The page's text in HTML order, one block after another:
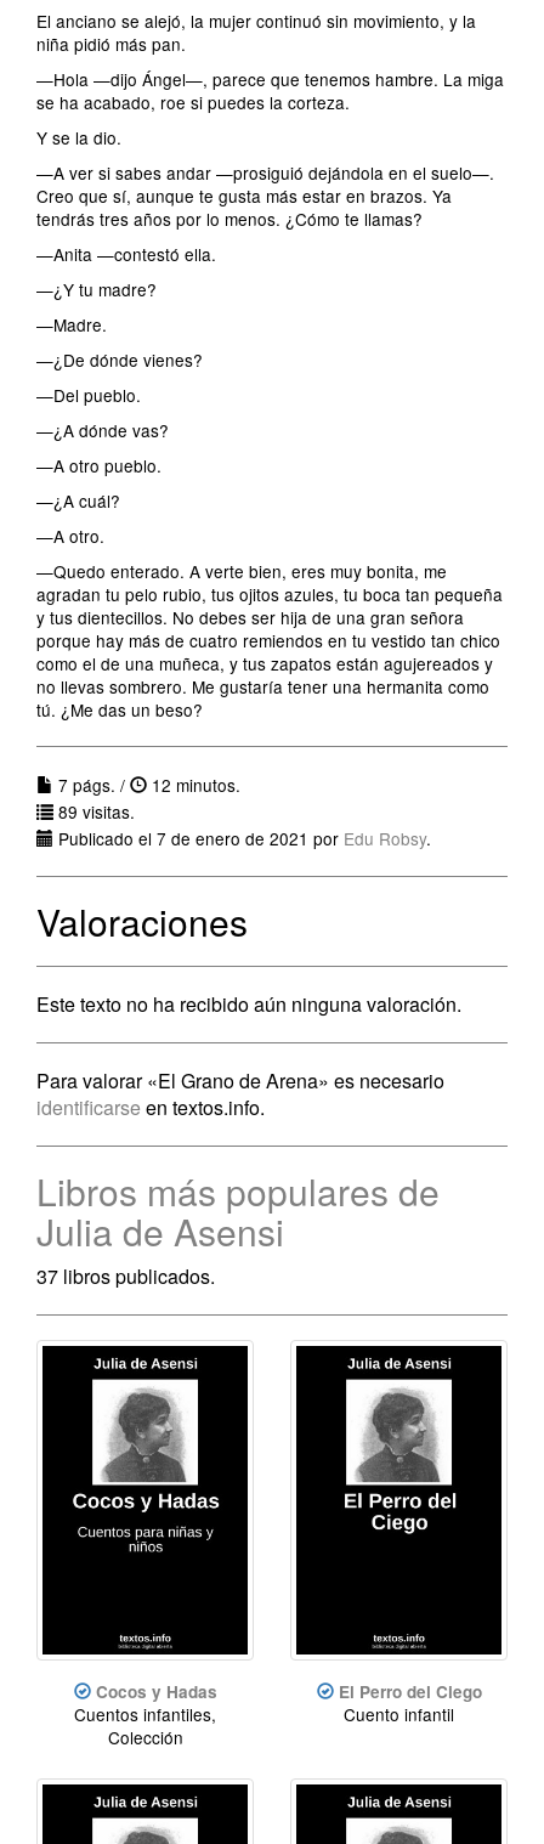
El anciano se alejó, la mujer continuó sin movimiento, y la
niña pidió más pan.
—Hola —dijo Ángel—, parece que tenemos hambre. La miga
se ha acabado, roe si puedes la corteza.
Y se la dio.
—A ver si sabes andar —prosiguió dejándola en el suelo—.
Creo que sí, aunque te gusta más estar en brazos. Ya
tendrás tres años por lo menos. ¿Cómo te llamas?
—Anita —contestó ella.
—¿Y tu madre?
—Madre.
—¿De dónde vienes?
—Del pueblo.
—¿A dónde vas?
—A otro pueblo.
—¿A cuál?
—A otro.
—Quedo enterado. A verte bien, eres muy bonita, me
agradan tu pelo rubio, tus ojitos azules, tu boca tan pequeña
y tus dientecillos. No debes ser hija de una gran señora
porque hay más de cuatro remiendos en tu vestido tan chico
como el de una muñeca, y tus zapatos están agujereados y
no llevas sombrero. Me gustaría tener una hermanita como
tú. ¿Me das un beso?
7 págs. /
12 minutos.
89 visitas.
Publicado el 7 de enero de 2021 por Edu Robsy.
Valoraciones
Este texto no ha recibido aún ninguna valoración.
Para valorar «El Grano de Arena» es necesario
identificarse en textos.info.
Libros más populares de
Julia de Asensi
37 libros publicados.
Cocos y Hadas
Cuentos infantiles,
Colección
El Perro del Ciego
Cuento infantil